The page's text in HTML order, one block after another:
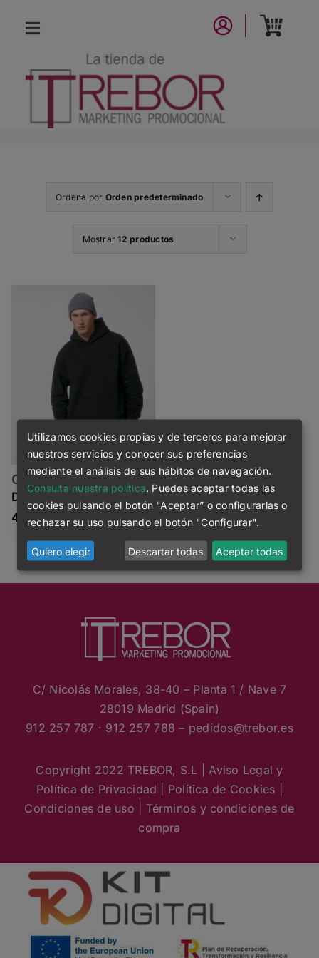
Toggle
Navigation
NUEVA COLECCIÓN
Ordena por Orden predeterminado
Mostrar12 productos
Cooper Dry
47.50€
C/ Nicolás Morales, 38-40 – Planta 1 / Nave 7
28019 Madrid (Spain)
912 257 787 · 912 257 788 – pedidos@trebor.es
Copyright 2022 TREBOR, S.L |Aviso Legal y
Política de Privacidad
Política de Cookies
Condiciones de uso
Términos y condiciones de
compra
Utilizamos cookies propias y de terceros para mejorar
nuestros servicios y conocer sus preferencias
mediante el análisis de sus hábitos de navegación.
Consulta nuestra política. Puedes aceptar todas las
cookies pulsando el botón "Aceptar” o configurarlas o
rechazar su uso pulsando el botón "Configurar".
Quiero elegir Descartar todas Aceptar todas